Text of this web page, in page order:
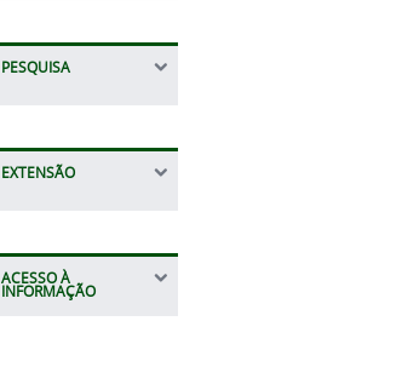
PESQUISA
EXTENSÃO
ACESSO À
INFORMAÇÃO